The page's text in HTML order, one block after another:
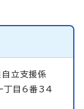
立支援係
丁目6番34